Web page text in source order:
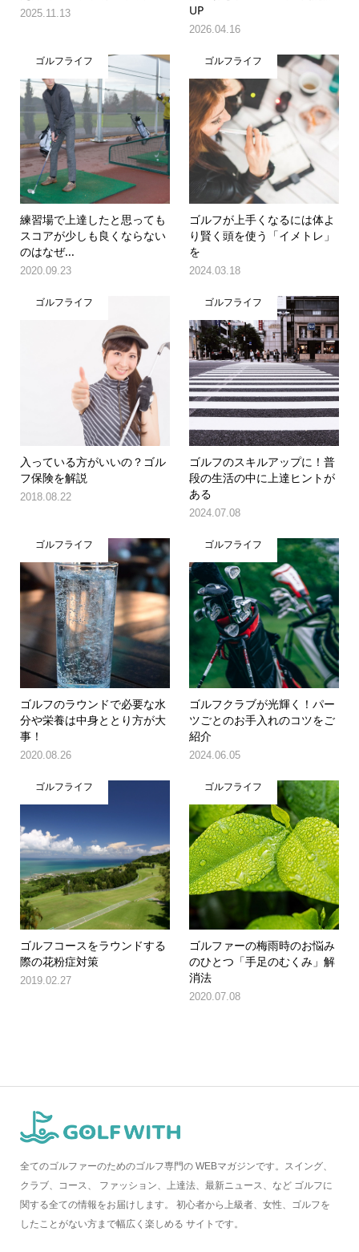
2025.11.13
UP
2026.04.16
ゴルフライフ
練習場で上達したと思っても
スコアが少しも良くならない
のはなぜ...
2020.09.23
ゴルフライフ
ゴルフが上手くなるには体よ
り賢く頭を使う「イメトレ」
を
2024.03.18
ゴルフライフ
入っている方がいいの？ゴル
フ保険を解説
2018.08.22
ゴルフライフ
ゴルフのスキルアップに！普
段の生活の中に上達ヒントが
ある
2024.07.08
ゴルフライフ
ゴルフのラウンドで必要な水
分や栄養は中身ととり方が大
事！
2020.08.26
ゴルフライフ
ゴルフクラブが光輝く！パー
ツごとのお手入れのコツをご
紹介
2024.06.05
ゴルフライフ
ゴルフコースをラウンドする
際の花粉症対策
2019.02.27
ゴルフライフ
ゴルファーの梅雨時のお悩み
のひとつ「手足のむくみ」解
消法
2020.07.08
全てのゴルファーのためのゴルフ専門の WEBマガジンです。スイング、
クラブ、コース、 ファッション、上達法、最新ニュース、など ゴルフに
関する全ての情報をお届けします。 初心者から上級者、女性、ゴルフを
したことがない方まで幅広く楽しめる サイトです。